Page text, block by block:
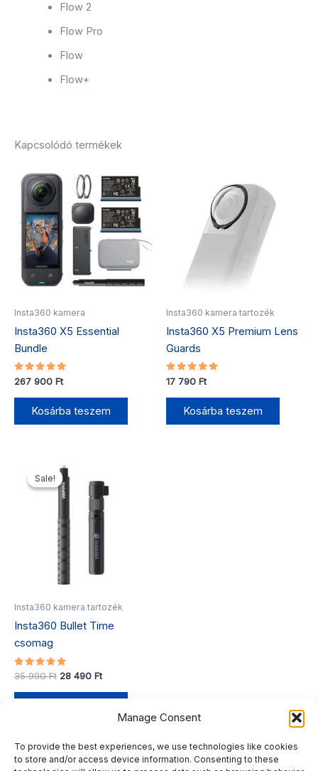
Manage Consent
To provide the best experiences, we use technologies like cookies
to store and/or access device information. Consenting to these
Flow 2
Flow Pro
Flow
Flow+
Kapcsolódó termékek
Insta360 kamera
Insta360 X5 Essential
Bundle
Értékelés:
5.00
/ 5
267 900 Ft
Kosárba teszem
Insta360 kamera tartozék
Insta360 X5 Premium Lens
Guards
Értékelés:
5.00
/ 5
17 790 Ft
Kosárba teszem
Sale!
Sale!
Insta360 kamera tartozék
Insta360 Bullet Time
csomag
Értékelés:
/ 5
35 990Ft
price
was:
35
990 Ft.
28 490 Ft
is:
28
490 Ft.